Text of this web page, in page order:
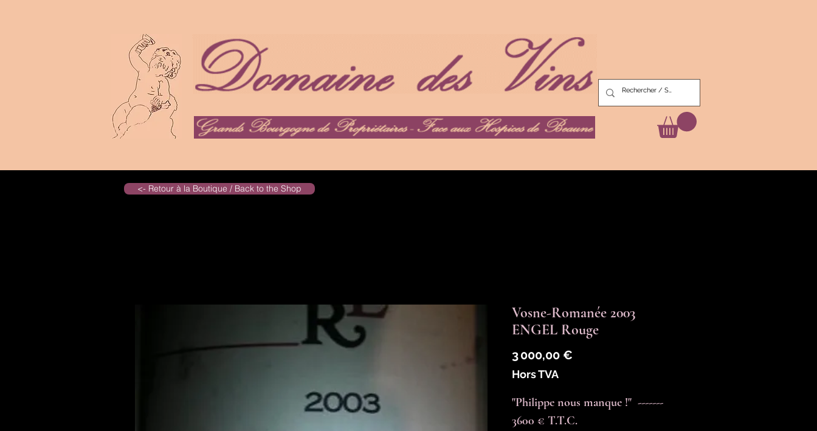
<- Retour à la Boutique / Back to the Shop
Vosne-Romanée 2003
ENGEL Rouge
3 000,00 €
Hors TVA
"Philippe nous manque !"  -------
3600 € T.T.C.